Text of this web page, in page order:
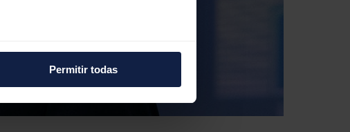
Permitir todas